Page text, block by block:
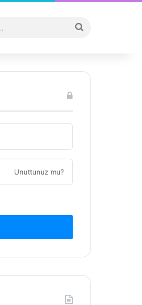
...
Unuttunuz mu?